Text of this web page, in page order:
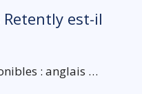
est-il
: anglais …